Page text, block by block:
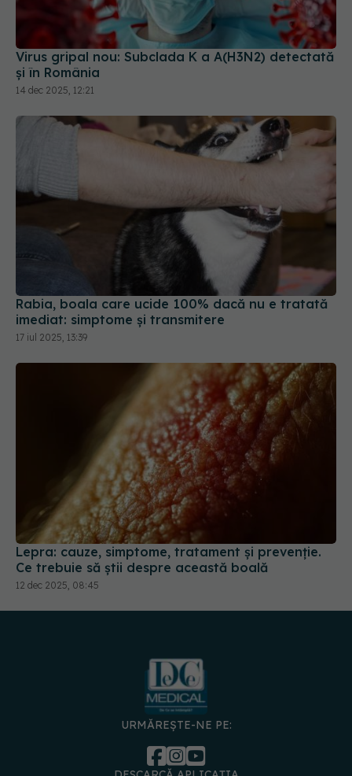
Virus gripal nou: Subclada K a A(H3N2) detectată
și în România
14 dec 2025, 12:21
Rabia, boala care ucide 100% dacă nu e tratată
imediat: simptome și transmitere
17 iul 2025, 13:39
Lepra: cauze, simptome, tratament și prevenție.
Ce trebuie să știi despre această boală
12 dec 2025, 08:45
URMĂREȘTE-NE PE: